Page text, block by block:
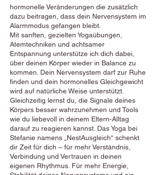
hormonelle Veränderungen die zusätzlich
dazu beitragen, dass dein Nervensystem im
Alarmmodus gefangen bleibt.
Mit sanften, gezielten Yogaübungen,
Atemtechniken und achtsamer
Entspannung unterstütze ich dich dabei,
über deinen Körper wieder in Balance zu
kommen. Dein Nervensystem darf zur Ruhe
finden und dein hormonelles Gleichgewicht
wird auf natürliche Weise unterstützt.
Gleichzeitig lernst du, die Signale deines
Körpers besser wahrzunehmen und Tools
wie du liebevoll in deinem Eltern-Alltag
darauf zu reagieren kannst. Das Yoga bei
Stefanie namens „NestAusgleich“ schenkt
dir Zeit für dich – für mehr Verständnis,
Verbindung und Vertrauen in deinen
eigenen Rhythmus. Für mehr Energie,